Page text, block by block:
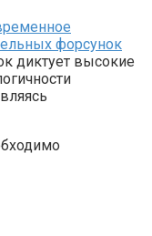
форсунок
диктует высокие